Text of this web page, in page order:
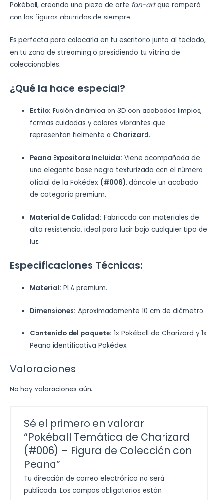
Pokéball, creando una pieza de arte fan-artque romperá
con las figuras aburridas de siempre.
Es perfecta para colocarla en tu escritorio junto al teclado,
en tu zona de streaming o presidiendo tu vitrina de
coleccionables.
¿Qué la hace especial?
Estilo: Fusión dinámica en 3D con acabados limpios,
formas cuidadas y colores vibrantes que
representan fielmente a Charizard.
Peana Expositora Incluida: Viene acompañada de
una elegante base negra texturizada con el número
oficial de la Pokédex (#006), dándole un acabado
de categoría premium.
Material de Calidad: Fabricada con materiales de
alta resistencia, ideal para lucir bajo cualquier tipo de
luz.
Especificaciones Técnicas:
Material: PLA premium.
Dimensiones: Aproximadamente 10 cm de diámetro.
Contenido del paquete: 1x Pokéball de Charizard y 1x
Peana identificativa Pokédex.
Valoraciones
No hay valoraciones aún.
Sé el primero en valorar
“Pokéball Temática de Charizard
(#006) – Figura de Colección con
Peana”
Tu dirección de correo electrónico no será
publicada. Los campos obligatorios están